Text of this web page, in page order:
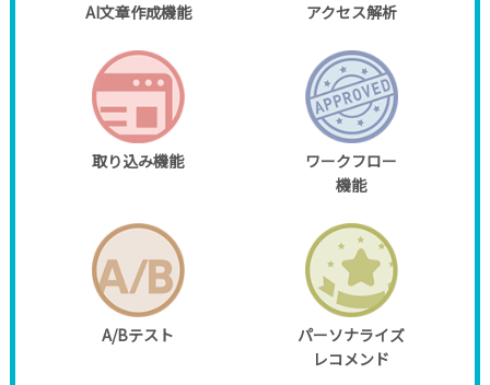
AI文章作成機能 アクセス解析
取り込み機能
ワークフロー
機能
A/Bテスト
パーソナライズ
レコメンド